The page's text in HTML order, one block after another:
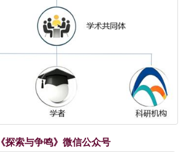
《探索与争鸣》微信公众号